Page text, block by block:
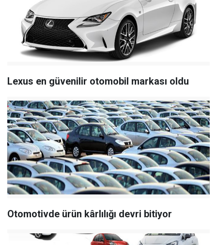
Lexus en güvenilir otomobil markası oldu
Otomotivde ürün kârlılığı devri bitiyor